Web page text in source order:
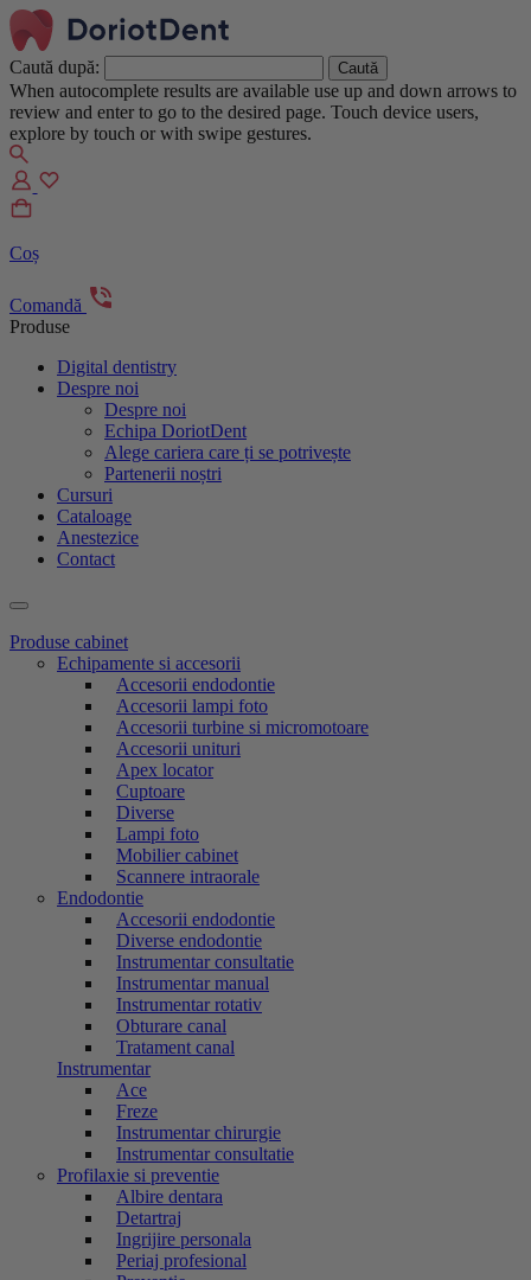
Caută după:
When autocomplete results are available use up and down arrows to
review and enter to go to the desired page. Touch device users,
explore by touch or with swipe gestures.
Coș
Comandă
Produse
Digital dentistry
Despre noi
Despre noi
Echipa DoriotDent
Alege cariera care ți se potrivește
Partenerii noștri
Cursuri
Cataloage
Anestezice
Contact
Produse cabinet
Echipamente si accesorii
Accesorii endodontie
Accesorii lampi foto
Accesorii turbine si micromotoare
Accesorii unituri
Apex locator
Cuptoare
Diverse
Lampi foto
Mobilier cabinet
Scannere intraorale
Endodontie
Accesorii endodontie
Diverse endodontie
Instrumentar consultatie
Instrumentar manual
Instrumentar rotativ
Obturare canal
Tratament canal
Instrumentar
Ace
Freze
Instrumentar chirurgie
Instrumentar consultatie
Profilaxie si preventie
Albire dentara
Detartraj
Ingrijire personala
Periaj profesional